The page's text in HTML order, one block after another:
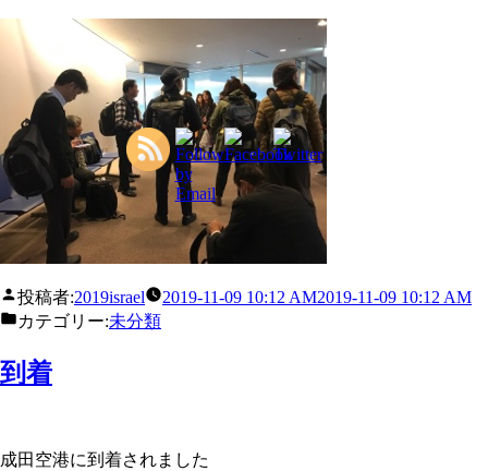
投稿者:2019israel 2019-11-09 10:12 AM2019-11-09 10:12 AM
カテゴリー:未分類
到着
成田空港に到着されました